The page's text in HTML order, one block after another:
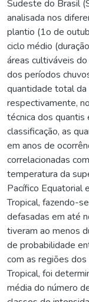
Sudeste do Brasil
analisada nos
plantio (1o de
ciclo médio
áreas cultiváveis
dos períodos
quantidade total da
respectivamente,
técnica dos quantis
classificação, as
em anos de
correlacionadas
temperatura da
Pacífico Equatorial
Tropical, fazendo-
defasadas em até
tiveram ao menos
de probabilidade
com as regiões
Tropical, foi
média do número